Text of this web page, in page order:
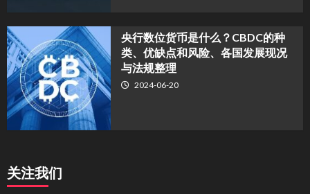
央行数位货币是什么？CBDC的种
类、优缺点和风险、各国发展现况
与法规整理
2024-06-20
关注我们